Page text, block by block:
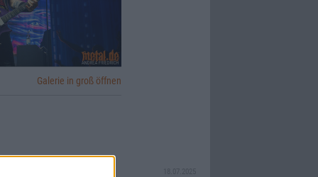
Galerie in groß öffnen